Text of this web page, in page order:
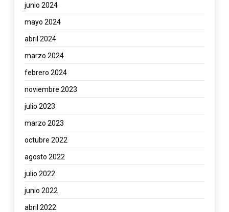
junio 2024
mayo 2024
abril 2024
marzo 2024
febrero 2024
noviembre 2023
julio 2023
marzo 2023
octubre 2022
agosto 2022
julio 2022
junio 2022
abril 2022